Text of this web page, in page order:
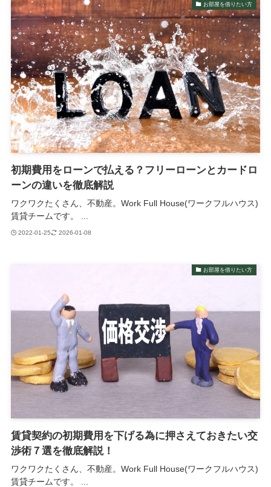
お部屋を借りたい方
初期費用をローンで払える？フリーローンとカードロ
ーンの違いを徹底解説
ワクワクたくさん、不動産。Work Full House(ワークフルハウス)
賃貸チームです。 ...
2022-01-25 2026-01-08
お部屋を借りたい方
賃貸契約の初期費用を下げる為に押さえておきたい交
渉術７選を徹底解説！
ワクワクたくさん、不動産。Work Full House(ワークフルハウス)
賃貸チームです。 ...